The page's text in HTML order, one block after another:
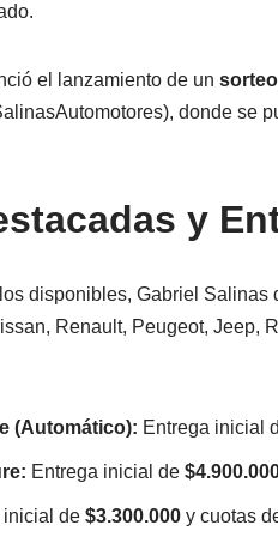
el lanzamiento de un sorteo
donde se
y
disponibles, Gabriel Salinas
Renault, Peugeot, Jeep,
(Automático): Entrega inicial
Entrega inicial de
inicial de $3.300.000 y cuotas